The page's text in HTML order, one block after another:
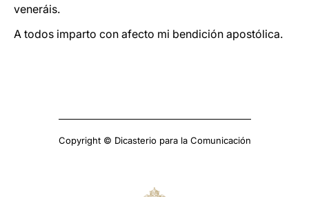
veneráis.
A todos imparto con afecto mi bendición apostólica.
Copyright © Dicasterio para la Comunicación